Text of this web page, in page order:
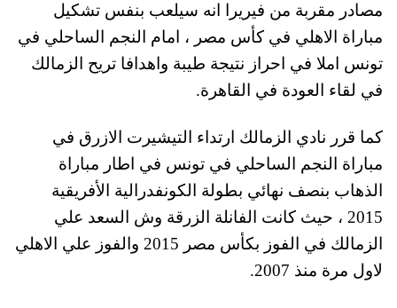
مصادر مقربة من فيريرا انه سيلعب بنفس تشكيل
مباراة الاهلي في كأس مصر ، امام النجم الساحلي في
تونس املا في احراز نتيجة طيبة واهدافا تريح الزمالك
في لقاء العودة في القاهرة.
كما قرر نادي الزمالك ارتداء التيشيرت الازرق في
مباراة النجم الساحلي في تونس في اطار مباراة
الذهاب بنصف نهائي بطولة الكونفدرالية الأفريقية
2015 ، حيث كانت الفانلة الزرقة وش السعد علي
الزمالك في الفوز بكأس مصر 2015 والفوز علي الاهلي
لاول مرة منذ 2007.